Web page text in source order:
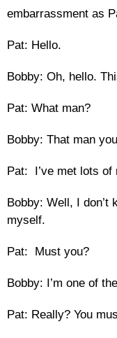
embarrassment as
Pat: Hello.
Bobby: Oh, hello.
Pat: What man?
Bobby: That man
Pat: I’ve met lots of
Bobby: Well, I don’t
myself.
Pat: Must you?
Bobby: I’m one of
Pat: Really? You